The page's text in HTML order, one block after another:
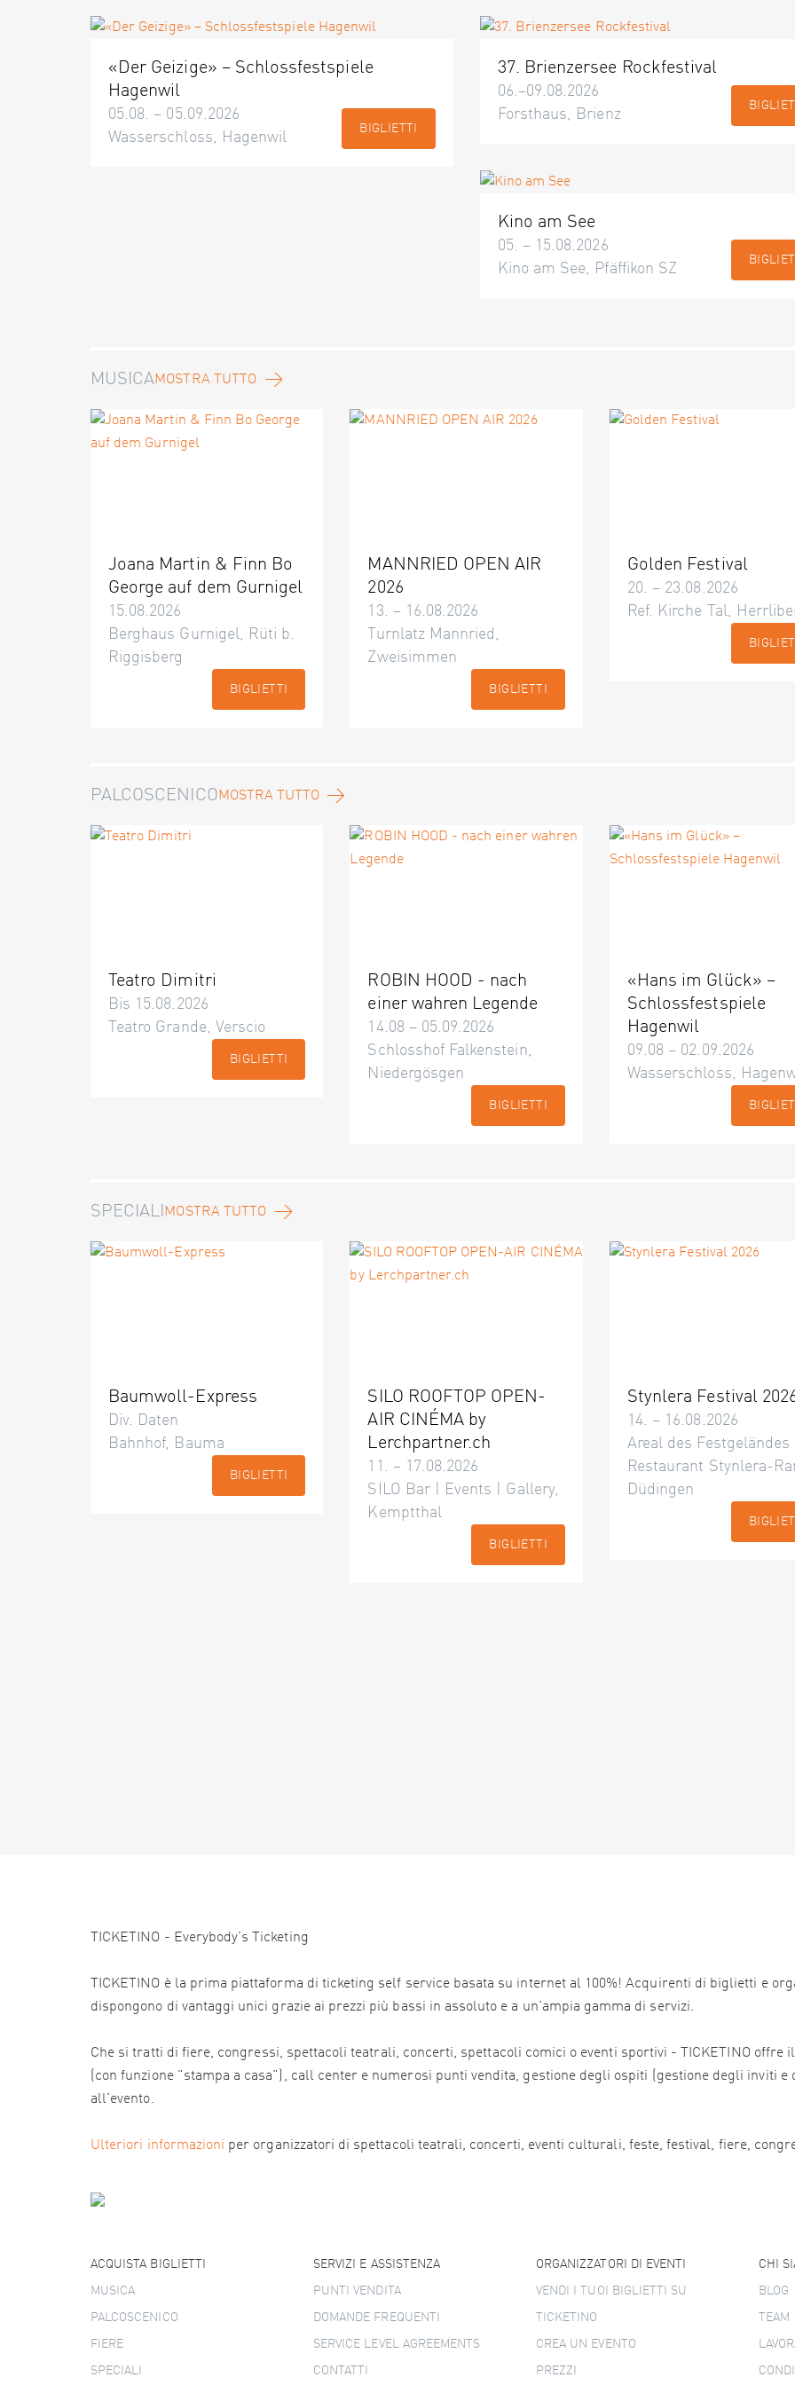
«Der Geizige» – Schlossfestspiele
Hagenwil
05.08. – 05.09.2026
Wasserschloss, Hagenwil
BIGLIETTI
37. Brienzersee Rockfestival
06.–09.08.2026
Forsthaus, Brienz
Kino am See
05. – 15.08.2026
Kino am See, Pfäffikon SZ
MUSICAMOSTRA TUTTO
Joana Martin & Finn Bo
George auf dem Gurnigel
15.08.2026
Berghaus Gurnigel, Rüti b.
Riggisberg
BIGLIETTI
MANNRIED OPEN AIR
2026
13. – 16.08.2026
Turnlatz Mannried,
Zweisimmen
BIGLIETTI
Golden Festival
20. – 23.08.2026
Ref. Kirche Tal,
PALCOSCENICOMOSTRA TUTTO
Teatro Dimitri
Bis 15.08.2026
Teatro Grande, Verscio
BIGLIETTI
ROBIN HOOD - nach
einer wahren Legende
14.08 – 05.09.2026
Schlosshof Falkenstein,
Niedergösgen
BIGLIETTI
«Hans im Glück» –
Schlossfestspiele
Hagenwil
09.08 – 02.09.2026
Wasserschloss,
SPECIALIMOSTRA TUTTO
Baumwoll-Express
Div. Daten
Bahnhof, Bauma
BIGLIETTI
SILO ROOFTOP OPEN-
AIR CINÉMA by
Lerchpartner.ch
11. – 17.08.2026
SILO Bar | Events | Gallery,
Kemptthal
BIGLIETTI
Stynlera Festival
14. – 16.08.2026
Areal des Festgeländes
Restaurant Stynlera-
Düdingen
TICKETINO - Everybody's Ticketing
TICKETINO è la prima piattaforma di ticketing self service basata su internet al 100%! Acquirenti di biglietti e
dispongono di vantaggi unici grazie ai prezzi più bassi in assoluto e a un'ampia gamma di servizi.
Che si tratti di fiere, congressi, spettacoli teatrali, concerti, spettacoli comici o eventi sportivi - TICKETINO
(con funzione "stampa a casa"), call center e numerosi punti vendita, gestione degli ospiti (gestione degli inviti
all'evento.
Ulteriori informazioni per organizzatori di spettacoli teatrali, concerti, eventi culturali, feste, festival, fiere,
ACQUISTA BIGLIETTI
MUSICA
PALCOSCENICO
FIERE
SPECIALI
SERVIZI E ASSISTENZA
PUNTI VENDITA
DOMANDE FREQUENTI
SERVICE LEVEL AGREEMENTS
CONTATTI
ORGANIZZATORI DI EVENTI
VENDI I TUOI BIGLIETTI SU
TICKETINO
CREA UN EVENTO
PREZZI
CHI
BLOG
TEAM